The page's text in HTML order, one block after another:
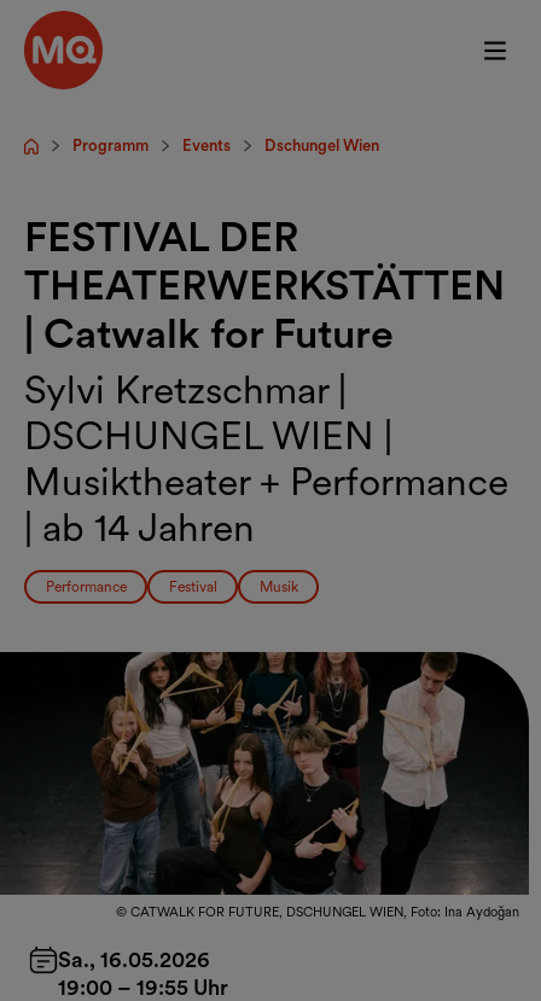
Zum Hauptinhalt springen
StartseiteProgramm Events Dschungel Wien
FESTIVAL DER
THEATERWERKSTÄTTEN
| Catwalk for Future
Sylvi Kretzschmar |
DSCHUNGEL WIEN |
Musiktheater + Performance
| ab 14 Jahren
Performance Festival Musik
© CATWALK FOR FUTURE, DSCHUNGEL WIEN, Foto: Ina Aydoğan
Sa., 16.05.2026
19:00 – 19:55 Uhr